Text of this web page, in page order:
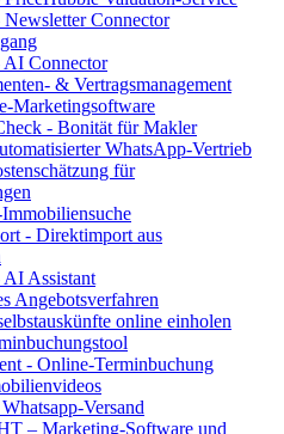
Connector
AI Connector
& Vertragsmanagement
Marketingsoftware
- Bonität für Makler
WhatsApp-Vertrieb
für
- Direktimport aus
Assistant
Angebotsverfahren
online einholen
- Online-Terminbuchung
Versand
– Marketing-Software und